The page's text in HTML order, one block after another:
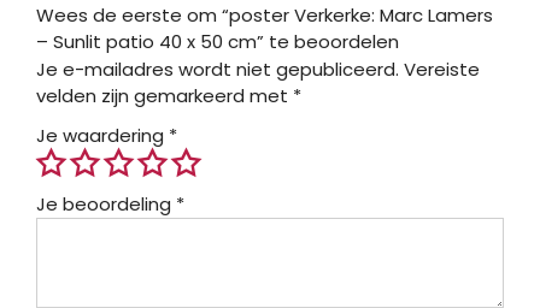
Wees de eerste om “poster Verkerke: Marc Lamers
– Sunlit patio 40 x 50 cm” te beoordelen
Je e-mailadres wordt niet gepubliceerd. Vereiste
velden zijn gemarkeerd met *
Je waardering *
Je beoordeling *